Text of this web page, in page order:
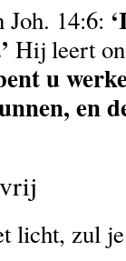
Joh. 14:6:
Hij leert
u
en
licht, zul